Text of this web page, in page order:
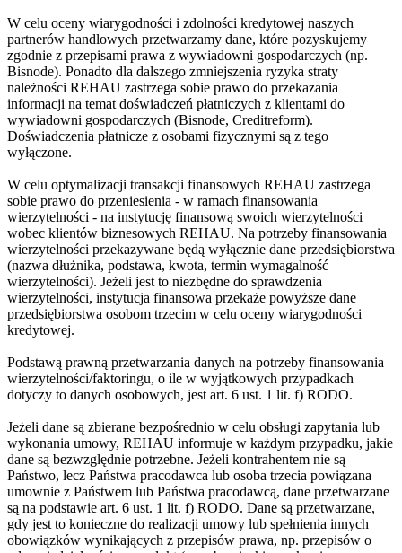
W celu oceny wiarygodności i zdolności kredytowej naszych
partnerów handlowych przetwarzamy dane, które pozyskujemy
zgodnie z przepisami prawa z wywiadowni gospodarczych (np.
Bisnode). Ponadto dla dalszego zmniejszenia ryzyka straty
należności REHAU zastrzega sobie prawo do przekazania
informacji na temat doświadczeń płatniczych z klientami do
wywiadowni gospodarczych (Bisnode, Creditreform).
Doświadczenia płatnicze z osobami fizycznymi są z tego
wyłączone.
W celu optymalizacji transakcji finansowych REHAU zastrzega
sobie prawo do przeniesienia - w ramach finansowania
wierzytelności - na instytucję finansową swoich wierzytelności
wobec klientów biznesowych REHAU. Na potrzeby finansowania
wierzytelności przekazywane będą wyłącznie dane przedsiębiorstwa
(nazwa dłużnika, podstawa, kwota, termin wymagalność
wierzytelności). Jeżeli jest to niezbędne do sprawdzenia
wierzytelności, instytucja finansowa przekaże powyższe dane
przedsiębiorstwa osobom trzecim w celu oceny wiarygodności
kredytowej.
Podstawą prawną przetwarzania danych na potrzeby finansowania
wierzytelności/faktoringu, o ile w wyjątkowych przypadkach
dotyczy to danych osobowych, jest art. 6 ust. 1 lit. f) RODO.
Jeżeli dane są zbierane bezpośrednio w celu obsługi zapytania lub
wykonania umowy, REHAU informuje w każdym przypadku, jakie
dane są bezwzględnie potrzebne. Jeżeli kontrahentem nie są
Państwo, lecz Państwa pracodawca lub osoba trzecia powiązana
umownie z Państwem lub Państwa pracodawcą, dane przetwarzane
są na podstawie art. 6 ust. 1 lit. f) RODO. Dane są przetwarzane,
gdy jest to konieczne do realizacji umowy lub spełnienia innych
obowiązków wynikających z przepisów prawa, np. przepisów o